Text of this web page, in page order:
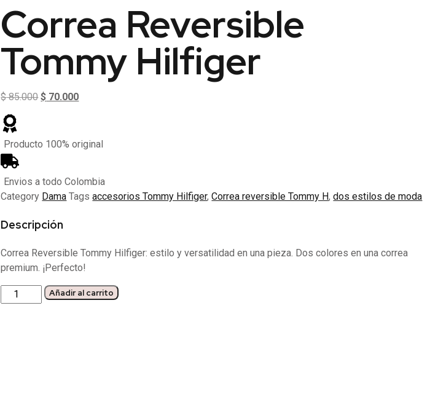
Correa Reversible
Tommy Hilfiger
$85.000El
era:
$ 70.000El
es:
Producto 100% original
Envios a todo Colombia
Category Dama Tags accesorios Tommy Hilfiger,Correa reversible Tommy H,dos estilos de moda
Descripción
Correa Reversible Tommy Hilfiger: estilo y versatilidad en una pieza. Dos colores en una correa
premium. ¡Perfecto!
Correa
Reversible
Añadir al carrito